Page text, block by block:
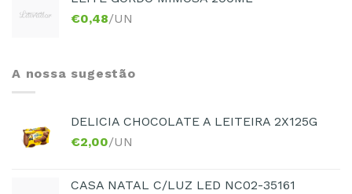
€0,48/UN
A nossa sugestão
DELICIA CHOCOLATE A LEITEIRA 2X125G
€2,00/UN
CASA NATAL C/LUZ LED NC02-35161